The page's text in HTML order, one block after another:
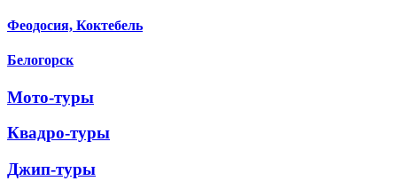
Феодосия, Коктебель
Белогорск
Мото-туры
Квадро-туры
Джип-туры